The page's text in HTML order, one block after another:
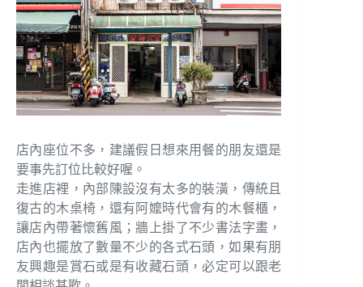
店內座位不多，建議假日想來用餐的朋友還是
要事先訂位比較好喔。
走進店裡，內部陳設沒有太多的裝潢，傳統且
復古的木桌椅，還有阿嬤時代會有的木餐櫃，
讓店內帶著懷舊風；牆上掛了不少書法字畫，
店內也擺放了數量不少的各式石頭，如果有朋
友興趣是賞石或是有收藏石頭，必定可以跟老